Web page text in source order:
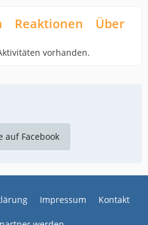
Reaktionen Über
vorhanden.
auf Facebook
Impressum Kontakt